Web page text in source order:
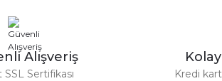
saatime aldim arayip teyit aldiktan sonra
| 18/02/2026
Alışveriş
SSL Sertifikası Kredi